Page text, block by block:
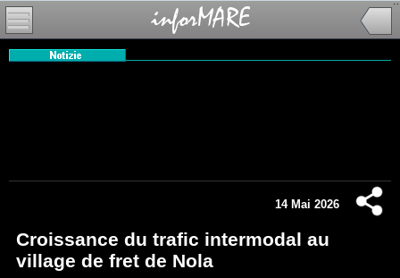
14 Mai 2026
Croissance du trafic intermodal au
village de fret de Nola